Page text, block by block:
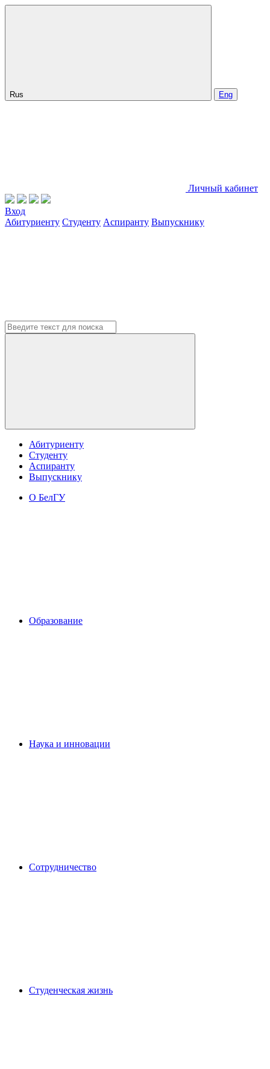
Rus Eng
Личный кабинет
Вход
Абитуриенту Студенту Аспиранту Выпускнику
Абитуриенту
Студенту
Аспиранту
Выпускнику
О БелГУ
Образование
Наука и инновации
Сотрудничество
Студенческая жизнь